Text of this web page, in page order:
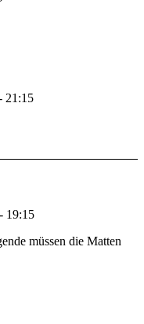
21:15
- 19:15
müssen die Matten